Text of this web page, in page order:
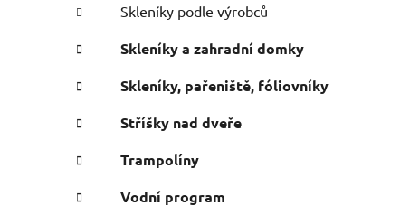
Skleníky podle výrobců
Skleníky a zahradní domky
Skleníky, pařeniště, fóliovníky
Stříšky nad dveře
Trampolíny
Vodní program